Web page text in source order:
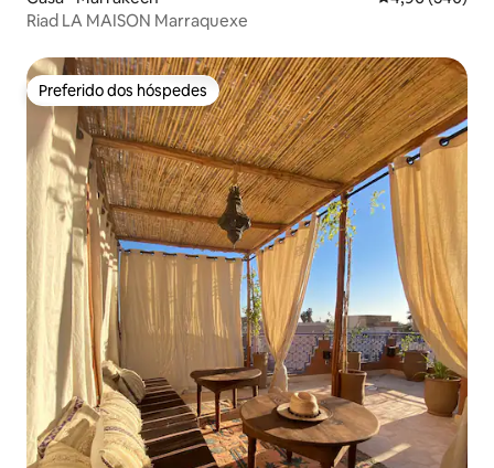
Riad LA MAISON Marraquexe
Preferido dos hóspedes
Preferido dos hóspedes